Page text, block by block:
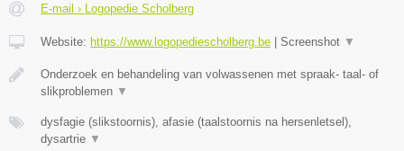
E-mail › Logopedie Scholberg
Website: https://www.logopediescholberg.be | Screenshot ▼
Onderzoek en behandeling van volwassenen met spraak- taal- of
slikproblemen ▼
dysfagie (slikstoornis), afasie (taalstoornis na hersenletsel),
dysartrie ▼